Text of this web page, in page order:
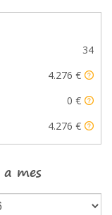
34
4.276 €
0 €
4.276 €
mes